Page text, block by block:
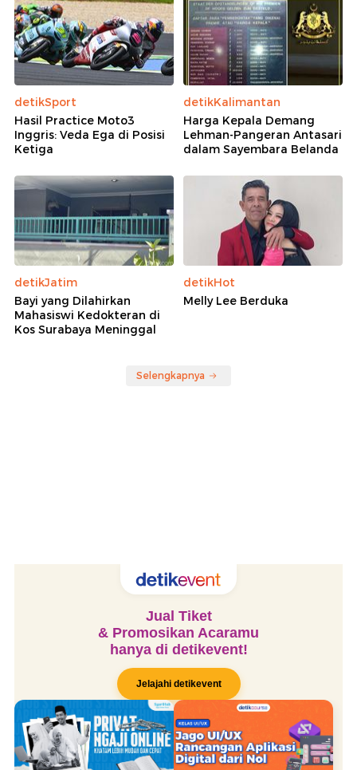
detikSport
Hasil Practice Moto3
Inggris: Veda Ega di Posisi
Ketiga
detikKalimantan
Harga Kepala Demang
Lehman-Pangeran Antasari
dalam Sayembara Belanda
detikJatim
Bayi yang Dilahirkan
Mahasiswi Kedokteran di
Kos Surabaya Meninggal
detikHot
Melly Lee Berduka
Selengkapnya